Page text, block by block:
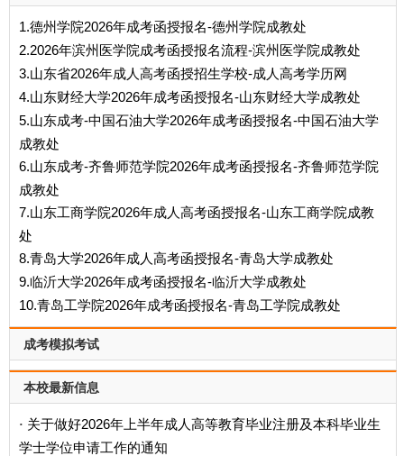
1.德州学院2026年成考函授报名-德州学院成教处
2.2026年滨州医学院成考函授报名流程-滨州医学院成教处
3.山东省2026年成人高考函授招生学校-成人高考学历网
4.山东财经大学2026年成考函授报名-山东财经大学成教处
5.山东成考-中国石油大学2026年成考函授报名-中国石油大学
成教处
6.山东成考-齐鲁师范学院2026年成考函授报名-齐鲁师范学院
成教处
7.山东工商学院2026年成人高考函授报名-山东工商学院成教
处
8.青岛大学2026年成人高考函授报名-青岛大学成教处
9.临沂大学2026年成考函授报名-临沂大学成教处
10.青岛工学院2026年成考函授报名-青岛工学院成教处
成考模拟考试
本校最新信息
· 关于做好2026年上半年成人高等教育毕业注册及本科毕业生
学士学位申请工作的通知